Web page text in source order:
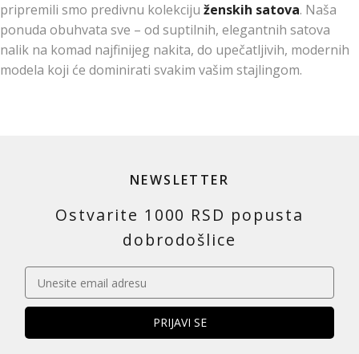
pripremili smo predivnu kolekciju ženskih satova. Naša
ponuda obuhvata sve – od suptilnih, elegantnih satova
nalik na komad najfinijeg nakita, do upečatljivih, modernih
modela koji će dominirati svakim vašim stajlingom.
NEWSLETTER
Ostvarite 1000 RSD popusta
dobrodošlice